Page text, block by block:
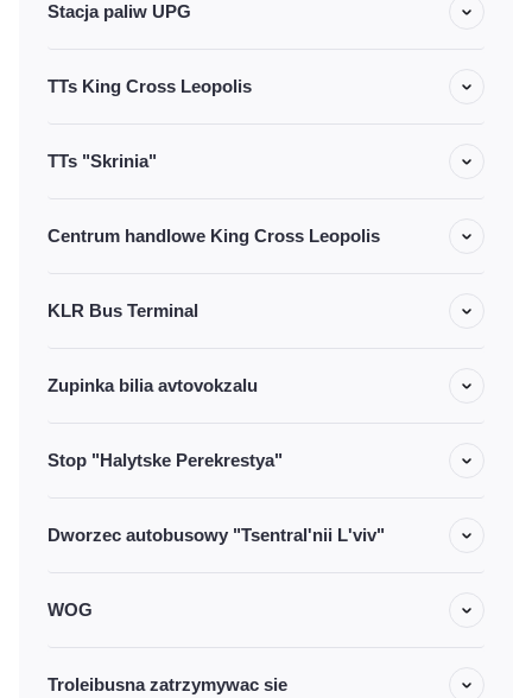
Stacja paliw UPG
TTs King Cross Leopolis
TTs "Skrinia"
Centrum handlowe King Cross Leopolis
KLR Bus Terminal
Zupinka bilia avtovokzalu
Stop "Halytske Perekrestya"
Dworzec autobusowy "Tsentral'nii L'viv"
WOG
Troleibusna zatrzymywac sie